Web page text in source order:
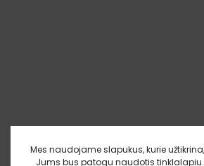
Mes naudojame slapukus, kurie
Jums bus patogu naudotis